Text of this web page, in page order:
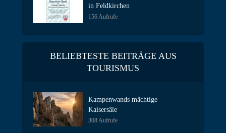
in Feldkirchen
156 Aufrufe
BELIEBTESTE BEITRÄGE AUS
TOURISMUS
Kampenwands mächtige
Kaisersäle
308 Aufrufe